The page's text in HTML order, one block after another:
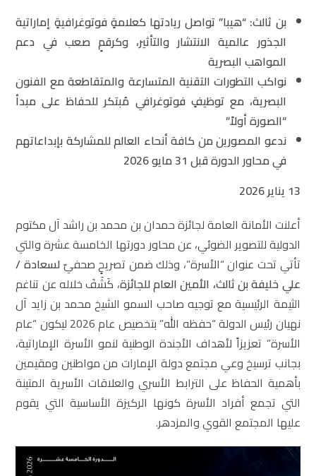
بن ثالث: “هيبا” تواصل ريادتها كعلامةٍ فوتوغرافيةٍ إماراتية
الجذور عالمية الانتشار والتأثير، وكرقمٍ صعب في دعم
المواهب البصرية
نواكب التطورات التقنية المتسارعة والمتقاطعة مع الفنون
البصرية، مع توظيفٍ فوتوغرافي مُبتكر للحفاظ على مبدأ
“الصورة أولاً”
ندعو المصورين من كافة أنحاء العالم للمشاركة بإبداعاتهم
في محاور الدورة قبل 31 مايو 2026
13 يناير 2026
أعلنت الأمانة العامة لجائزة حمدان بن محمد بن راشد آل مكتوم
الدولية للتصوير الضوئي، عن محاور دورتها الخامسة عشرة والتي
تأتي تحت عنوان “الأسرة”، وذلك ضمن تصريحٍ صحفيّلسعادة /
علي خليفة بن ثالث، الأمين العام للجائزة، كَشَفَ خلاله عن تناغم
الثيمة الرئيسية مع توجيه صاحب السمو الشيخ محمد بن زايد آل
نهيان رئيس الدولة “حفظه الله” بتخصيص عام 2026 ليكون “عام
الأسرة” تعزيزاً لأهداف الأجندة الوطنية لنمو الأسرة الإماراتية،
بجانب ترسيخ وعي مجتمع دولة الإمارات من مواطنين ومقيمين
بأهمية الحفاظ على الترابط الأسري والعلاقات الأسرية المتينة
التي تجمع أفراد الأسرة كونها الركيزة الأساسية التي يقوم
عليها المجتمع القوي والمزدهر.